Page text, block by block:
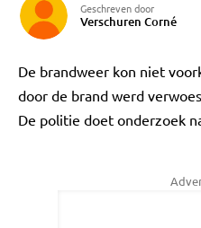
Geschreven door
Verschuren Corné
De brandweer kon niet
door de brand werd
De politie doet onderzoek